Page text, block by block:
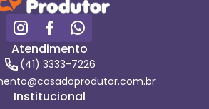
Atendimento
(41) 3333-7226
Institucional